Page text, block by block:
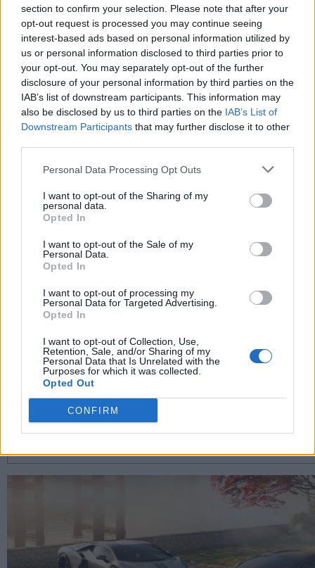
section to confirm your selection. Please note that after your
opt-out request is processed you may continue seeing
interest-based ads based on personal information utilized by
us or personal information disclosed to third parties prior to
your opt-out. You may separately opt-out of the further
disclosure of your personal information by third parties on the
IAB’s list of downstream participants. This information may
also be disclosed by us to third parties on the IAB’s List of
Downstream Participants that may further disclose it to other
Personal Data Processing Opt Outs
I want to opt-out of the Sharing of my
personal data.
Opted In
I want to opt-out of the Sale of my
Personal Data.
Opted In
I want to opt-out of processing my
Personal Data for Targeted Advertising.
Opted In
I want to opt-out of Collection, Use,
Retention, Sale, and/or Sharing of my
Personal Data that Is Unrelated with the
Purposes for which it was collected.
Opted Out
CONFIRM
ricamo unisce il Tridente di Maserati con uno dei tratti
distintivi del vino rosso, il sole, che da sempre spicca
sull’etichetta della bottiglia.
Lo stesso simbolo si ritrova laserato sul tunnel
centrale, insieme alle date 1971-2021: un riferimento
alla prima e all’annata attuale di Tignanello, a distanza
vino.
Foto courtesyMaserati
Report
Share
RELATED POSTS